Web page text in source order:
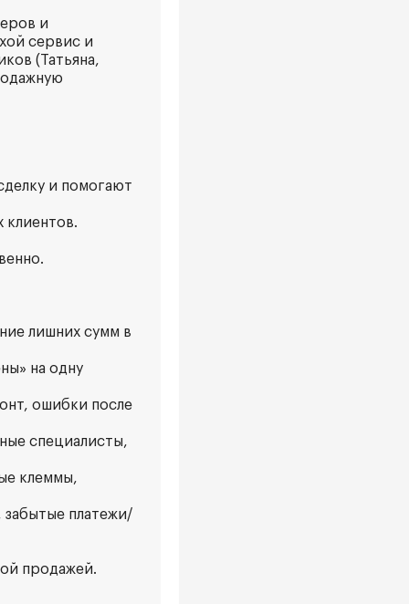
и
сервис и
(Татьяна,
и помогают
клиентов.
лишних сумм в
на одну
ошибки после
специалисты,
клеммы,
платежи/
продажей.